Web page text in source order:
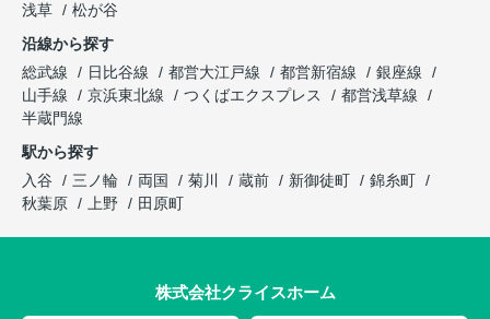
浅草
松が谷
沿線から探す
総武線
日比谷線 都営大江戸線 都営新宿線
銀座線
山手線
京浜東北線 つくばエクスプレス
都営浅草線
半蔵門線
駅から探す
入谷
三ノ輪 両国 菊川 蔵前 新御徒町
錦糸町
秋葉原
上野 田原町
株式会社クライスホーム